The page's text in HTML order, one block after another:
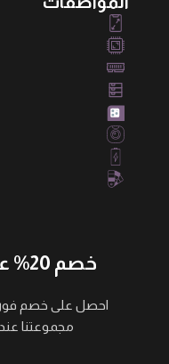
خصم 20% على الإكسسوارات
مجموعتنا